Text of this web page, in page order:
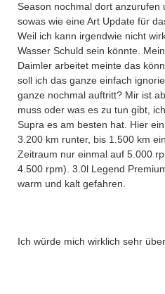
Season nochmal dort anzurufen
sowas wie eine Art Update für
Weil ich kann irgendwie nicht
Wasser Schuld sein könnte.
Daimler arbeitet meinte das
soll ich das ganze einfach
ganze nochmal auftritt? Mir ist
muss oder was es zu tun gibt,
Supra es am besten hat. Hier
3.200 km runter, bis 1.500 km
Zeitraum nur einmal auf 5.000
4.500 rpm). 3.0l Legend
warm und kalt gefahren.
Ich würde mich wirklich sehr